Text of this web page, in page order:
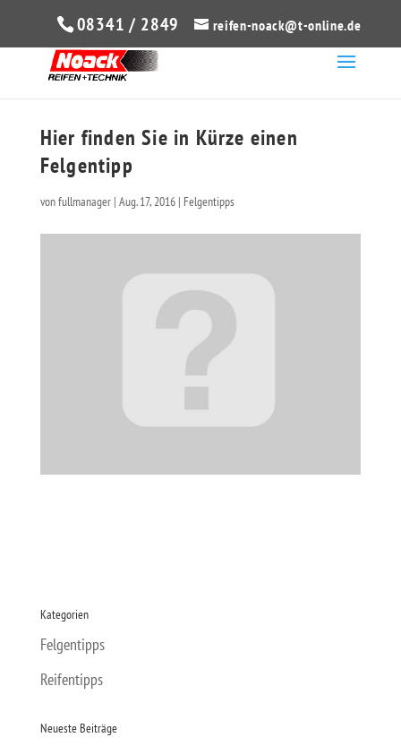
08341 / 2849 reifen-noack@t-online.de
Hier finden Sie in Kürze einen
Felgentipp
vonfullmanager| Aug. 17, 2016| Felgentipps
Kategorien
Felgentipps
Reifentipps
Neueste Beiträge